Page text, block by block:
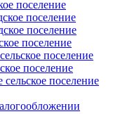
поселение
поселение
поселение
поселение
поселение
поселение
поселение